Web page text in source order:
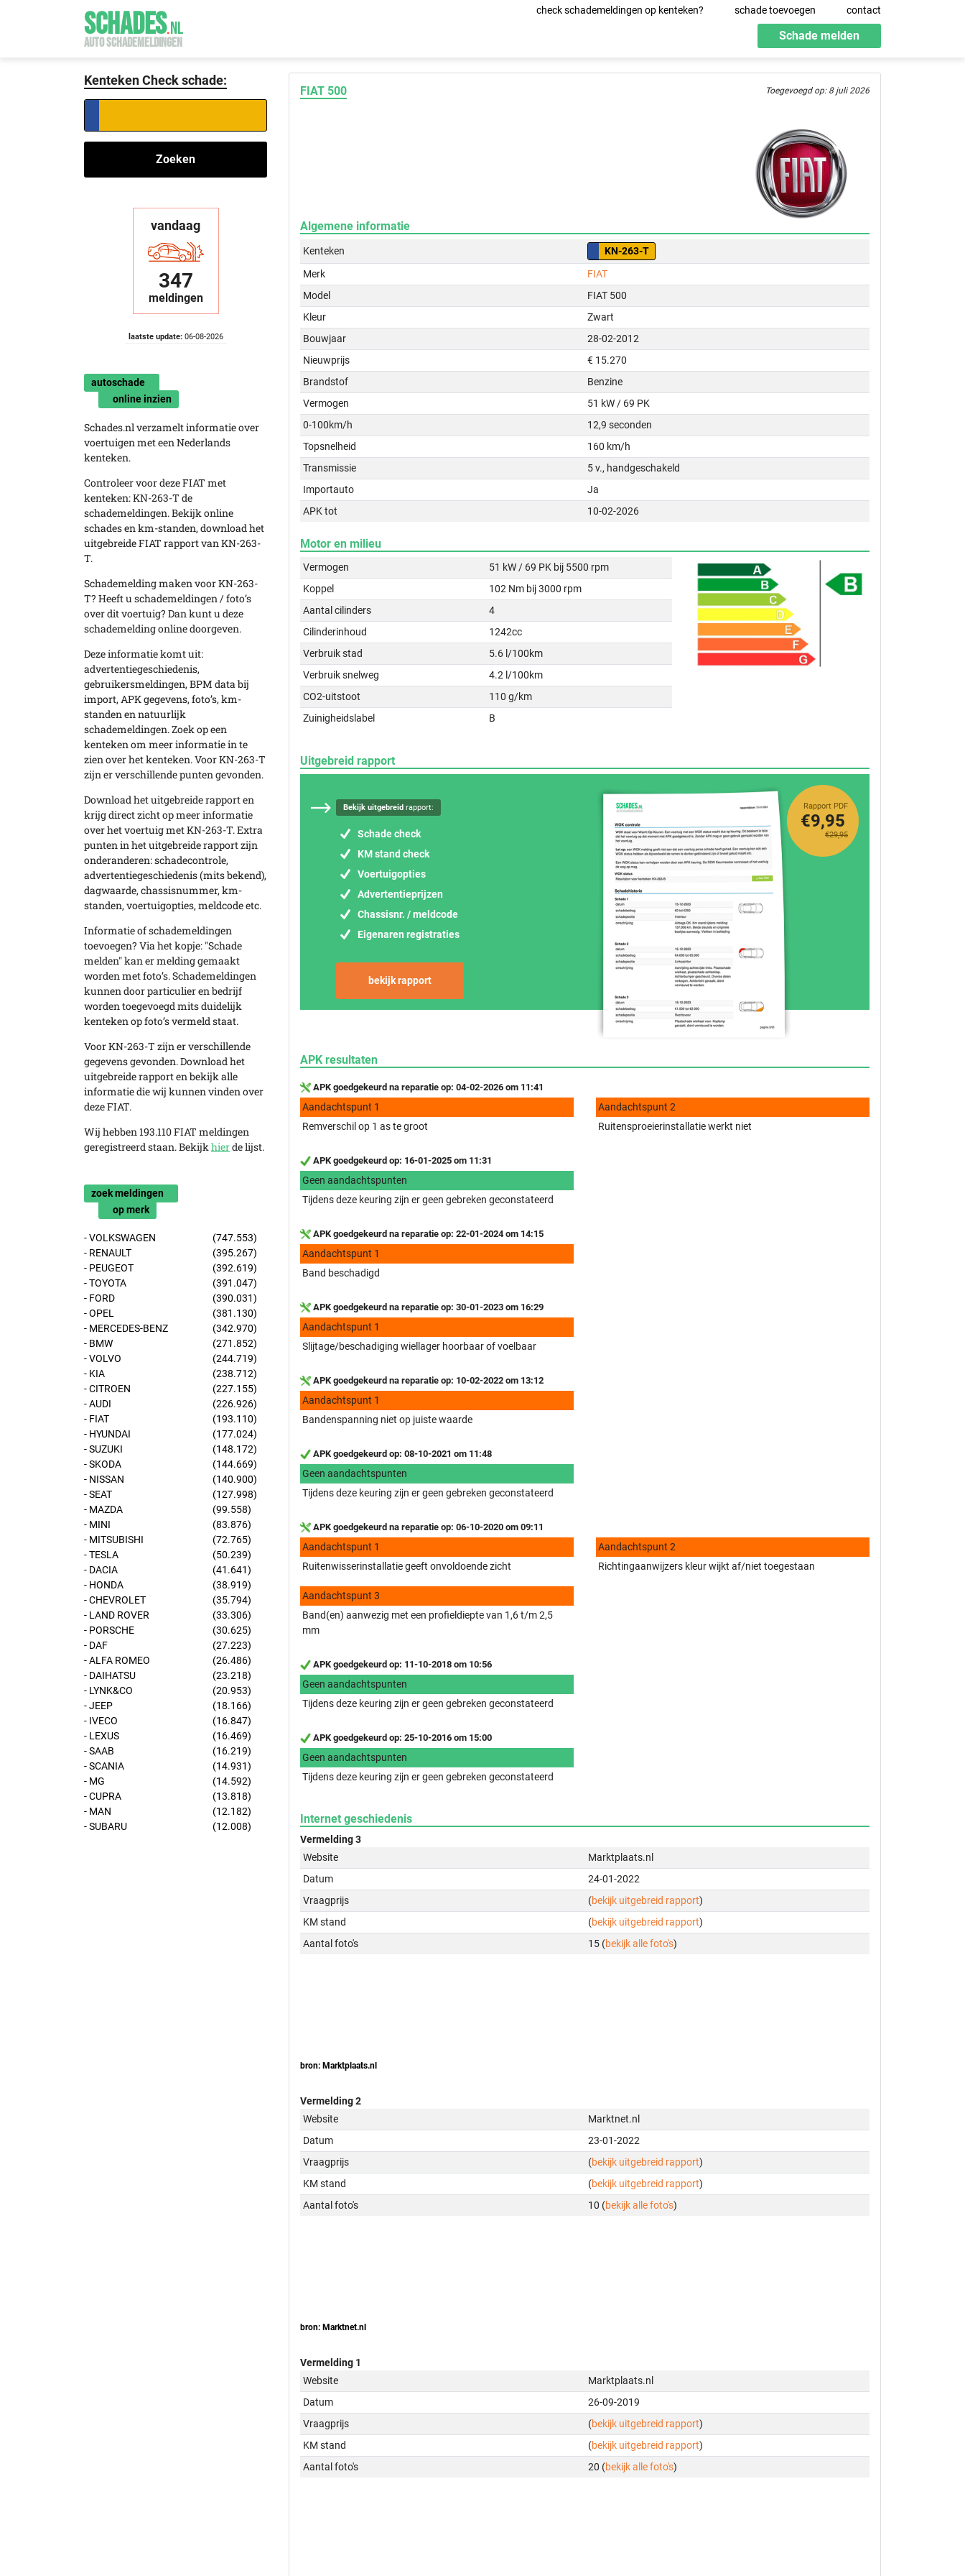
SCHADES.NL
AUTO SCHADEMELDINGEN
check schademeldingen op kenteken? schade toevoegen contact
Schade melden
Kenteken Check schade:
Zoeken
vandaag
347
meldingen
laatste update:06-08-2026
autoschade
online inzien
Schades.nl verzamelt informatie over
voertuigen met een Nederlands
kenteken.
Controleer voor deze FIAT met
kenteken: KN-263-T de
schademeldingen. Bekijk online
schades en km-standen, download het
uitgebreide FIAT rapport van KN-263-
T.
Schademelding maken voor KN-263-
T? Heeft u schademeldingen / foto’s
over dit voertuig? Dan kunt u deze
schademelding online doorgeven.
Deze informatie komt uit:
advertentiegeschiedenis,
gebruikersmeldingen, BPM data bij
import, APK gegevens, foto’s, km-
standen en natuurlijk
schademeldingen. Zoek op een
kenteken om meer informatie in te
zien over het kenteken. Voor KN-263-T
zijn er verschillende punten gevonden.
Download het uitgebreide rapport en
krijg direct zicht op meer informatie
over het voertuig met KN-263-T. Extra
punten in het uitgebreide rapport zijn
onderanderen: schadecontrole,
advertentiegeschiedenis (mits bekend),
dagwaarde, chassisnummer, km-
standen, voertuigopties, meldcode etc.
Informatie of schademeldingen
toevoegen? Via het kopje: "Schade
melden" kan er melding gemaakt
worden met foto’s. Schademeldingen
kunnen door particulier en bedrijf
worden toegevoegd mits duidelijk
kenteken op foto’s vermeld staat.
Voor KN-263-T zijn er verschillende
gegevens gevonden. Download het
uitgebreide rapport en bekijk alle
informatie die wij kunnen vinden over
deze FIAT.
Wij hebben 193.110 FIAT meldingen
geregistreerd staan. Bekijkhierde lijst.
zoek meldingen
op merk
- VOLKSWAGEN
(747.553)
- RENAULT
(395.267)
- PEUGEOT
(392.619)
- TOYOTA
(391.047)
- FORD
(390.031)
- OPEL
(381.130)
- MERCEDES-BENZ
(342.970)
- BMW
(271.852)
- VOLVO
(244.719)
- KIA
(238.712)
- CITROEN
(227.155)
- AUDI
(226.926)
- FIAT
(193.110)
- HYUNDAI
(177.024)
- SUZUKI
(148.172)
- SKODA
(144.669)
- NISSAN
(140.900)
- SEAT
(127.998)
- MAZDA
(99.558)
- MINI
(83.876)
- MITSUBISHI
(72.765)
- TESLA
(50.239)
- DACIA
(41.641)
- HONDA
(38.919)
- CHEVROLET
(35.794)
- LAND ROVER
(33.306)
- PORSCHE
(30.625)
- DAF
(27.223)
- ALFA ROMEO
(26.486)
- DAIHATSU
(23.218)
- LYNK&CO
(20.953)
- JEEP
(18.166)
- IVECO
(16.847)
- LEXUS
(16.469)
- SAAB
(16.219)
- SCANIA
(14.931)
- MG
(14.592)
- CUPRA
(13.818)
- MAN
(12.182)
- SUBARU
(12.008)
FIAT 500 Toegevoegd op: 8 juli 2026
Algemene informatie
Kenteken
KN-263-T
Merk
FIAT
Model
FIAT 500
Kleur
Zwart
Bouwjaar
28-02-2012
Nieuwprijs
€ 15.270
Brandstof
Benzine
Vermogen
51 kW / 69 PK
0-100km/h
12,9 seconden
Topsnelheid
160 km/h
Transmissie
5 v., handgeschakeld
Importauto
Ja
APK tot
10-02-2026
Motor en milieu
Vermogen
51 kW / 69 PK bij 5500 rpm
Koppel
102 Nm bij 3000 rpm
Aantal cilinders
4
Cilinderinhoud
1242cc
Verbruik stad
5.6 l/100km
Verbruik snelweg
4.2 l/100km
CO2-uitstoot
110 g/km
Zuinigheidslabel
B
Uitgebreid rapport
Bekijk uitgebreid rapport:
Schade check
KM stand check
Voertuigopties
Advertentieprijzen
Chassisnr. / meldcode
Eigenaren registraties
bekijk rapport
Rapport PDF
€29,95
€9,95
APK resultaten
APK goedgekeurd na reparatie op: 04-02-2026 om 11:41
Aandachtspunt 1
Remverschil op 1 as te groot
Aandachtspunt 2
Ruitensproeierinstallatie werkt niet
APK goedgekeurd op: 16-01-2025 om 11:31
Geen aandachtspunten
Tijdens deze keuring zijn er geen gebreken geconstateerd
APK goedgekeurd na reparatie op: 22-01-2024 om 14:15
Aandachtspunt 1
Band beschadigd
APK goedgekeurd na reparatie op: 30-01-2023 om 16:29
Aandachtspunt 1
Slijtage/beschadiging wiellager hoorbaar of voelbaar
APK goedgekeurd na reparatie op: 10-02-2022 om 13:12
Aandachtspunt 1
Bandenspanning niet op juiste waarde
APK goedgekeurd op: 08-10-2021 om 11:48
Geen aandachtspunten
Tijdens deze keuring zijn er geen gebreken geconstateerd
APK goedgekeurd na reparatie op: 06-10-2020 om 09:11
Aandachtspunt 1
Ruitenwisserinstallatie geeft onvoldoende zicht
Aandachtspunt 2
Richtingaanwijzers kleur wijkt af/niet toegestaan
Aandachtspunt 3
Band(en) aanwezig met een profieldiepte van 1,6 t/m 2,5
mm
APK goedgekeurd op: 11-10-2018 om 10:56
Geen aandachtspunten
Tijdens deze keuring zijn er geen gebreken geconstateerd
APK goedgekeurd op: 25-10-2016 om 15:00
Geen aandachtspunten
Tijdens deze keuring zijn er geen gebreken geconstateerd
Internet geschiedenis
Vermelding 3
Website
Marktplaats.nl
Datum
24-01-2022
Vraagprijs
(bekijk uitgebreid rapport)
KM stand
(bekijk uitgebreid rapport)
Aantal foto's
15 (bekijk alle foto's)
bron: Marktplaats.nl
Vermelding 2
Website
Marktnet.nl
Datum
23-01-2022
Vraagprijs
(bekijk uitgebreid rapport)
KM stand
(bekijk uitgebreid rapport)
Aantal foto's
10 (bekijk alle foto's)
bron: Marktnet.nl
Vermelding 1
Website
Marktplaats.nl
Datum
26-09-2019
Vraagprijs
(bekijk uitgebreid rapport)
KM stand
(bekijk uitgebreid rapport)
Aantal foto's
20 (bekijk alle foto's)